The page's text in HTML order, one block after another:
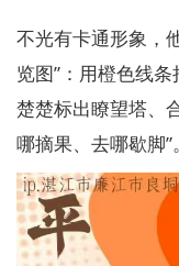
不光有卡通形象，
览图”：用橙色线
楚楚标出瞭望塔、
哪摘果、去哪歇脚”。